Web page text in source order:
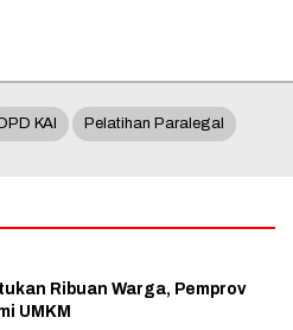
DPD KAI Pelatihan Paralegal
Ribuan Warga, Pemprov
UMKM